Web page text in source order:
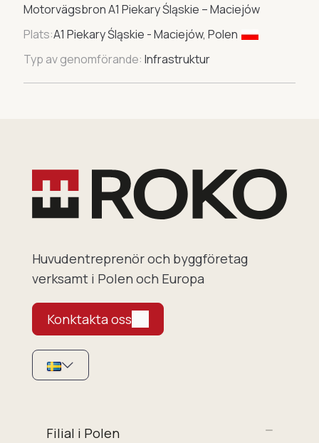
Motorvägsbron A1 Piekary Śląskie – Maciejów
Plats:A1 Piekary Śląskie - Maciejów, Polen
Typ av genomförande: Infrastruktur
Huvudentreprenör och byggföretag
verksamt i Polen och Europa
Konktakta oss
Filial i Polen